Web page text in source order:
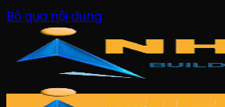
Bỏ qua nội dung